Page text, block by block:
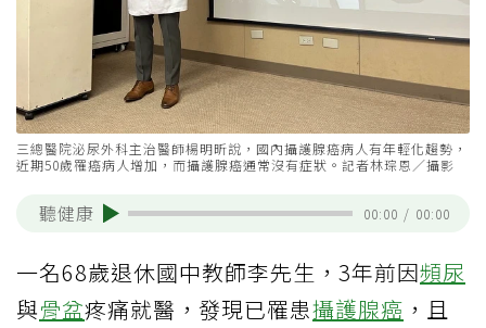
三總醫院泌尿外科主治醫師楊明昕說，國內攝護腺癌病人有年輕化趨勢，
近期50歲罹癌病人增加，而攝護腺癌通常沒有症狀。記者林琮恩／攝影
聽健康 00:00 / 00:00
一名68歲退休國中教師李先生，3年前因頻尿
與骨盆疼痛就醫，發現已罹患攝護腺癌 ，且